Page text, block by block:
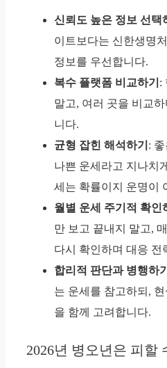
신뢰도 높은 정보 선택
이트보다는 신한생명
정보를 우선합니다.
복수 플랫폼 비교하기 :
말고, 여러 곳을 비교
니다.
균형 잡힌 해석하기 :
나쁜 운세라고 지나치
세는 확률이지 운명이
월별 운세 주기적 확인
만 보고 끝내지 말고,
다시 확인하며 대응 전
합리적 판단과 병행하기
는 운세를 참고하되,
을 함께 고려합니다.
2026년 병오년은 피할